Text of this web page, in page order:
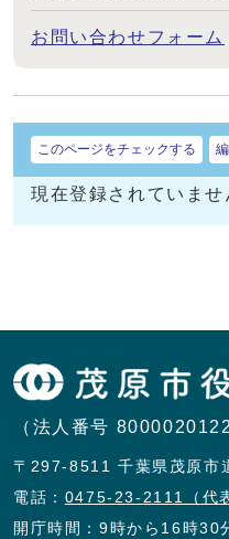
お問い合わせフォーム
このページをチェックする
現在登録されていませ
（法人番号
〒297-8511 千葉県茂原市
電話： 0475-23-2111（代
開庁時間：9時から16時30